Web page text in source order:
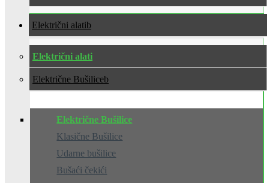
Električni alati
Električni alati
Električne Bušilice
Električne Bušilice
Klasične Bušilice
Udarne bušilice
Bušaći čekići